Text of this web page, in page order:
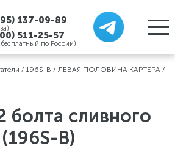
137-09-89
511-25-57
бесплатный по России)
/ 196S-B / ЛЕВАЯ ПОЛОВИНА КАРТЕРА /
болта сливного
(196S-B)